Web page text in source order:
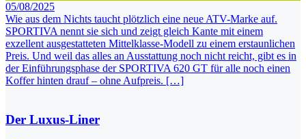
05/08/2025
Wie aus dem Nichts taucht plötzlich eine neue ATV-Marke auf.
SPORTIVA nennt sie sich und zeigt gleich Kante mit einem
exzellent ausgestatteten Mittelklasse-Modell zu einem erstaunlichen
Preis. Und weil das alles an Ausstattung noch nicht reicht, gibt es in
der Einführungsphase der SPORTIVA 620 GT für alle noch einen
Koffer hinten drauf – ohne Aufpreis. […]
Der Luxus-Liner